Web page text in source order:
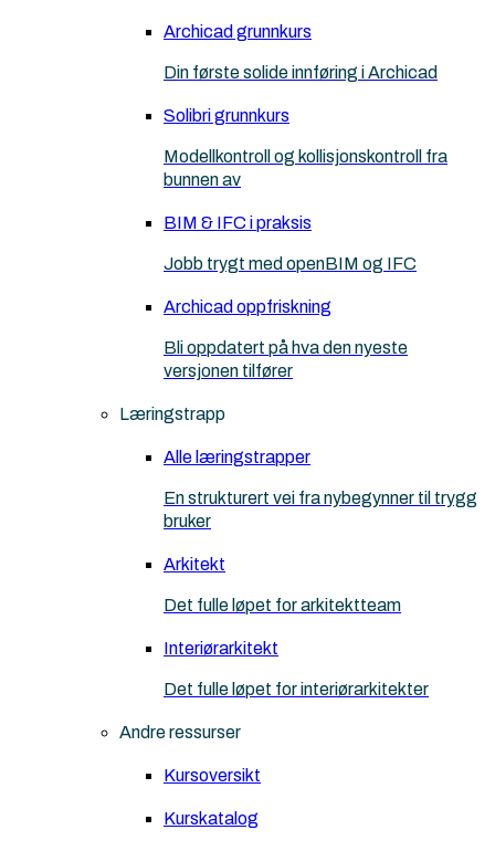
Archicad grunnkurs
Din første solide innføring i Archicad
Solibri grunnkurs
Modellkontroll og kollisjonskontroll fra
bunnen av
BIM & IFC i praksis
Jobb trygt med openBIM og IFC
Archicad oppfriskning
Bli oppdatert på hva den nyeste
versjonen tilfører
Læringstrapp
Alle læringstrapper
En strukturert vei fra nybegynner til trygg
bruker
Arkitekt
Det fulle løpet for arkitektteam
Interiørarkitekt
Det fulle løpet for interiørarkitekter
Andre ressurser
Kursoversikt
Kurskatalog